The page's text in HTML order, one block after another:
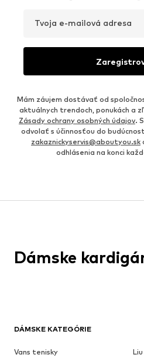
Tvoja e-mailová adresa
Mám záujem dostávať od
aktuálnych trendoch, ponukách a
Zásady ochrany osobných údajov.
odvolať s účinnosťou do
zakaznickyservis@aboutyou.sk
odhlásenia na konci
DÁMSKE KATEGÓRIE
Vans tenisky
Dámske